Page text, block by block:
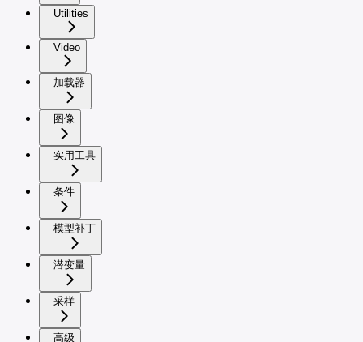
Utilities
Video
加载器
图像
实用工具
条件
模型补丁
潜变量
采样
高级